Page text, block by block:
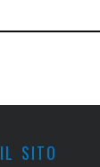
IL SITO